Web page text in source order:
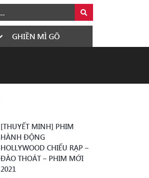
GHIỀN MÌ GÕ
[THUYẾT MINH] PHIM
HÀNH ĐỘNG
HOLLYWOOD CHIẾU RẠP –
ĐÀO THOÁT – PHIM MỚI
2021